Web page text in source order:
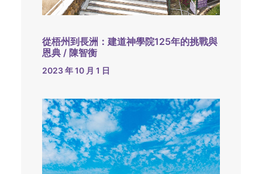
從梧州到長洲：建道神學院125年的挑戰與
恩典 / 陳智衡
2023 年 10 月 1 日